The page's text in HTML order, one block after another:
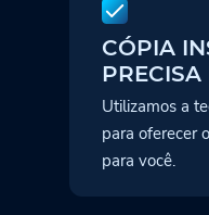
CÓPIA
Utilizamos a
para oferecer
para você.